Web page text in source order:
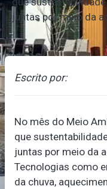
juntas por meio da
Escrito por:
No mês do Meio
que
juntas por meio da
Tecnologias como
da chuva,